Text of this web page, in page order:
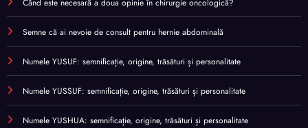
Când este necesară a doua opinie în chirurgie oncologică?
Semne că ai nevoie de consult pentru hernie abdominală
Numele YUSUF: semnificație, origine, trăsături și personalitate
Numele YUSSUF: semnificație, origine, trăsături și personalitate
Numele YUSHUA: semnificație, origine, trăsături și personalitate